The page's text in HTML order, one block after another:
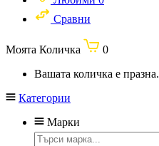
Сравни
Моята Количка
0
Вашата количка е празна.
Категории
Марки